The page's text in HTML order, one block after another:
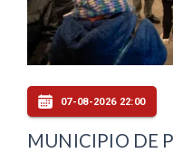
07-08-2026 22:00
MUNICIPIO DE